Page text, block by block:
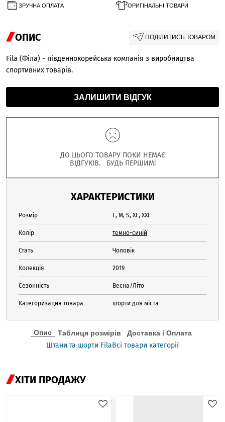
ЗРУЧНА ОПЛАТА ОРИГІНАЛЬНІ ТОВАРИ
ОПИС ПОДІЛИТИСЬ ТОВАРОМ
Fila (Філа) - південнокорейська компанія з виробництва
спортивних товарів.
ЗАЛИШИТИ ВІДГУК
ДО ЦЬОГО ТОВАРУ ПОКИ НЕМАЄ
ВІДГУКІВ. БУДЬ ПЕРШИМ!
ХАРАКТЕРИСТИКИ
Розмір L, M, S, XL, XXL
Колір темно-синій
Стать Чоловік
Колекція 2019
Сезонність Весна/Літо
Категоризация товара шорти для міста
Опис Таблиця розмірів Доставка і Оплата
Штани та шорти FilaВсі товари категорії
ХІТИ ПРОДАЖУ